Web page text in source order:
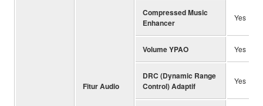
Fitur Audio
Compressed Music
Enhancer
Yes
Volume YPAO Yes
DRC (Dynamic Range
Control) Adaptif
Yes